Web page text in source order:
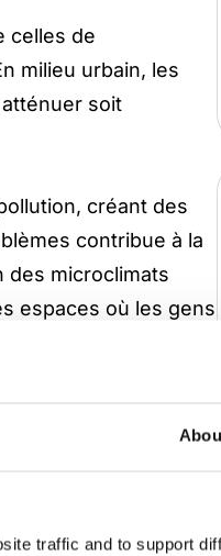
traffic and to support
celles de
milieu urbain, les
soit
créant des
contribue à la
des microclimats
espaces où les gens
extrêmes.